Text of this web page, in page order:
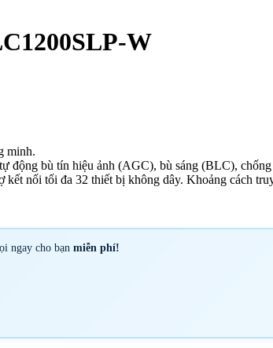
W
minh.
động bù tín hiệu ảnh (AGC), bù sáng (BLC),
nối tối đa 32 thiết bị không dây. Khoảng cách
ngay cho bạn miễn phí!